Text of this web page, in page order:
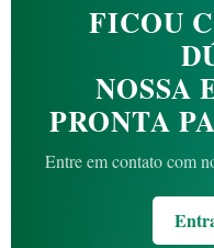
FICOU
NOSSA
PRONTA
Entre em contato com